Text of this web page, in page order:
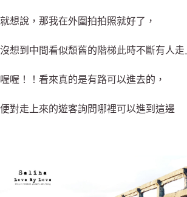
就想說，那我在外圍拍拍照就好了，
沒想到中間看似頹舊的階梯此時不斷有人走
喔喔！！看來真的是有路可以進去的，
便對走上來的遊客詢問哪裡可以進到這邊